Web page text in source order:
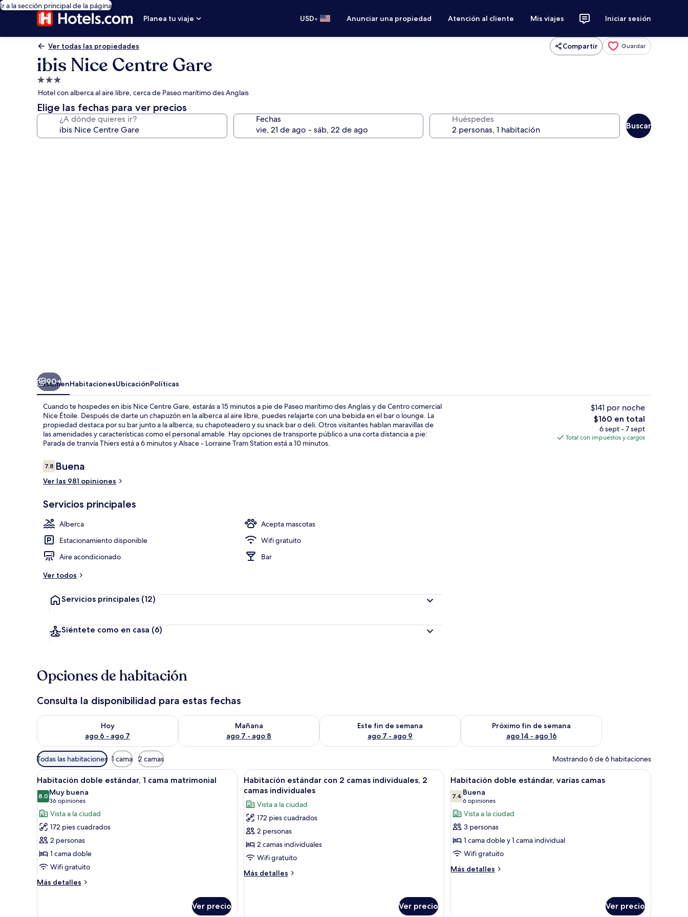
Ir a la sección principal de la página
Planea tu viaje
USD• Anunciar una propiedad Atención al cliente Mis viajes Iniciar sesión
Ver todas las propiedades Compartir Guardar
ibis Nice Centre Gare
Propiedad
de
3.0
estrellas
Hotel con alberca al aire libre, cerca de Paseo marítimo des Anglais
Elige las fechas para ver precios
¿A dónde quieres ir? Fechas Huéspedes
Buscar
Imagen general 1 habitación, ropa de cama de alta
90+
ResumenHabitacionesUbicaciónPolíticas
Cuando te hospedes en ibis Nice Centre Gare, estarás a 15 minutos a pie de Paseo marítimo des Anglais y de Centro comercial
Nice Étoile. Después de darte un chapuzón en la alberca al aire libre, puedes relajarte con una bebida en el bar o lounge. La
propiedad destaca por su bar junto a la alberca, su chapoteadero y su snack bar o deli. Otros visitantes hablan maravillas de
las amenidades y características como el personal amable. Hay opciones de transporte público a una corta distancia a pie:
Parada de tranvía Thiers está a 6 minutos y Alsace - Lorraine Tram Station está a 10 minutos.
Opiniones
7.87.8 de 10,
Buena
Ver las 981 opiniones
Servicios principales
Alberca
Acepta mascotas
Estacionamiento disponible
Wifi gratuito
Aire acondicionado
Bar
Ver todos
Servicios principales (12)
Siéntete como en casa (6)
$141 por noche
El
precio
total
$160 en total
6 sept - 7 sept
Total con impuestos y cargos
Opciones de habitación
Consulta la disponibilidad para estas fechas
Hoy
ago 6 - ago 7
Consulta la disponibilidad para hoy ago 6 - ago 7
Mañana
ago 7 - ago 8
Consulta la disponibilidad para mañana ago 7 - ago 8
Este fin de semana
ago 7 - ago 9
Consulta la disponibilidad para este fin de semana ago 7 - ago 9
Próximo fin de semana
ago 14 - ago 16
Consulta la disponibilidad para el próximo fin de semana ago
Filtros
disponibles
para
las
habitaciones
Todas las habitaciones 1 cama 2 camas Mostrando 6 de 6 habitaciones
Abrir
todas
las
fotos
de
Habitación
doble
estándar,
1
cama
Una cama con dos almohadas, cabecera y dos lámparas de pared.
6
Habitación doble estándar, 1 cama matrimonial
8.08.0 de 10
Muy buena
36 opiniones
(36
opiniones)
Vista a la ciudad
172 pies cuadrados
2 personas
1 cama doble
Wifi gratuito
Más detalles
Más
Ver precio
Abrir
todas
las
fotos
de
Habitación
estándar
con
2
camas
Habitación de hotel con dos camas, una mesita pequeña con una silla, una lámpara y una ventana.
7
Habitación estándar con 2 camas individuales, 2
camas individuales
Vista a la ciudad
172 pies cuadrados
2 personas
2 camas individuales
Wifi gratuito
Más detalles
Más
Ver precio
Abrir
todas
las
fotos
de
Habitación
doble
estándar,
varias
Una cama bien tendida con sábanas
7
Habitación doble estándar, varias camas
7.47.4 de 10
Buena
6 opiniones
(6
opiniones)
Vista a la ciudad
3 personas
1 cama doble y 1 cama individual
Wifi gratuito
Más detalles
Más
estándar,
Ver precio